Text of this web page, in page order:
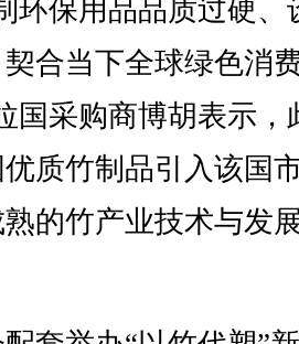
保用品品质过硬、
合当下全球绿色消
国采购商博胡表示，
质竹制品引入该国
的竹产业技术与发